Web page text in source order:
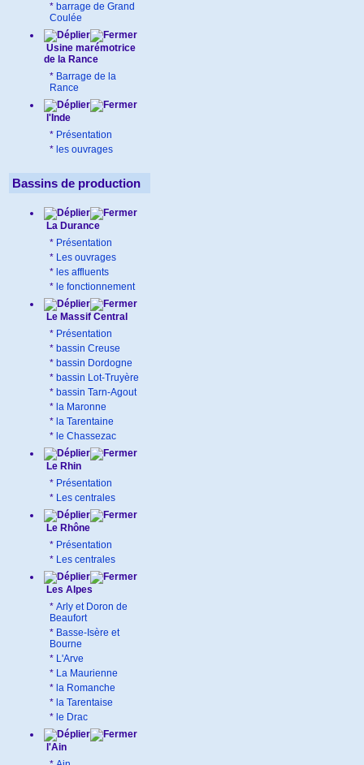
* barrage de Grand
Coulée
Usine marémotrice
de la Rance
* Barrage de la
Rance
l'Inde
* Présentation
* les ouvrages
Bassins de production
La Durance
* Présentation
* Les ouvrages
* les affluents
* le fonctionnement
Le Massif Central
* Présentation
* bassin Creuse
* bassin Dordogne
* bassin Lot-Truyère
* bassin Tarn-Agout
* la Maronne
* la Tarentaine
* le Chassezac
Le Rhin
* Présentation
* Les centrales
Le Rhône
* Présentation
* Les centrales
Les Alpes
* Arly et Doron de
Beaufort
* Basse-Isère et
Bourne
* L'Arve
* La Maurienne
* la Romanche
* la Tarentaise
* le Drac
l'Ain